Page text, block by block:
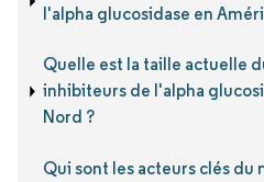
l'alpha glucosidase en
Quelle est la taille actuelle
inhibiteurs de l'alpha
Nord ?
Qui sont les acteurs clés du